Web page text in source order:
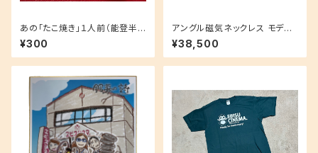
あの「たこ焼き」１人前（能登半
島炊き出し）
¥300
アングル磁気ネックレス モデル
01ゴールドモデル
¥38,500